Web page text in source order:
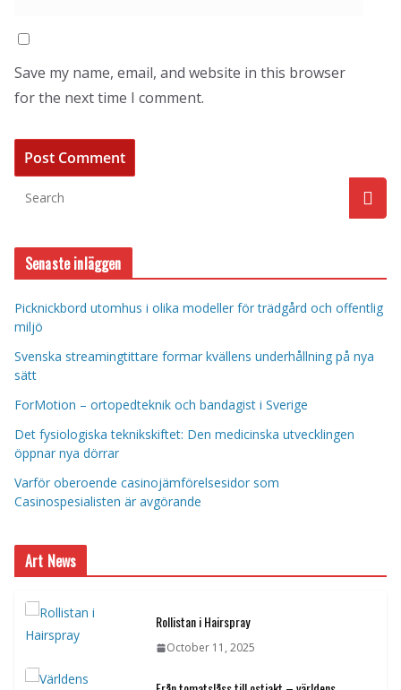
Save my name, email, and website in this browser
for the next time I comment.
Senaste inläggen
Picknickbord utomhus i olika modeller för trädgård och offentlig
miljö
Svenska streamingtittare formar kvällens underhållning på nya
sätt
ForMotion – ortopedteknik och bandagist i Sverige
Det fysiologiska teknikskiftet: Den medicinska utvecklingen
öppnar nya dörrar
Varför oberoende casinojämförelsesidor som
Casinospesialisten är avgörande
Art News
Rollistan i Hairspray
October 11, 2025